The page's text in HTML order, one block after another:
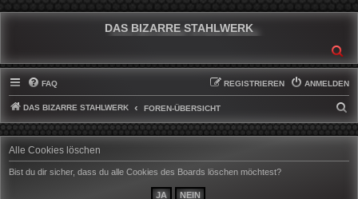
DAS BIZARRE STAHLWERK
FAQ ANMELDEN
REGISTRIEREN
DAS BIZARRE STAHLWERK FOREN-ÜBERSICHT
U
Alle Cookies löschen
Bist du dir sicher, dass du alle Cookies des Boards löschen möchtest?